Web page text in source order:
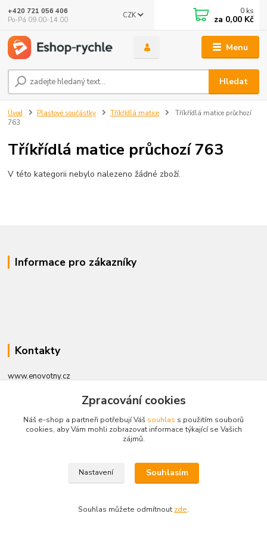
Menu
CZK
Hledat
+420 721 056 406
Po-Pá 09.00-14.00
0 ks
za 0,00 Kč
Úvod Plastové součástky Tříkřídlá matice
Tříkřídlá matice průchozí
763
Tříkřídlá matice průchozí 763
V této kategorii nebylo nalezeno žádné zboží.
Informace pro zákazníky
Kontakty
www.enovotny.cz
+420 721 056 406
Po-Pá 09.00-14.00
Vytvořeno na Eshop-rychle.cz
Zpracování cookies
Náš e-shop a partneři potřebují Váš souhlas s použitím souborů
cookies, aby Vám mohli zobrazovat informace týkající se Vašich
zájmů.
Nastavení Souhlasím
Souhlas můžete odmítnout zde.